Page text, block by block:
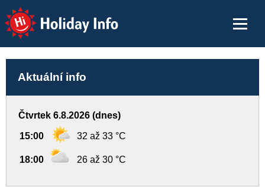
Holiday Info
Aktuální info
Čtvrtek 6.8.2026 (dnes)
15:00 32 až 33 °C
18:00 26 až 30 °C